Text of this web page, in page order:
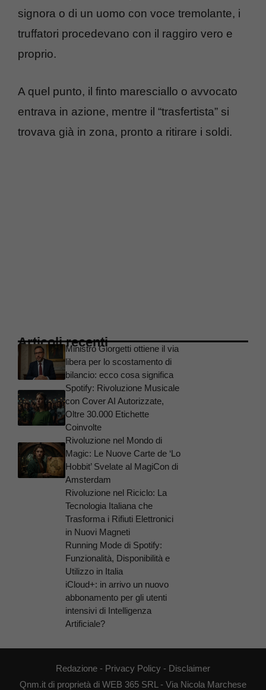
signora o di un uomo con voce tremolante, i
truffatori procedevano con il raggiro vero e
proprio.
A quel punto, il finto maresciallo o avvocato
entrava in azione, mentre il “trasfertista” si
trovava già in zona, pronto a ritirare i soldi.
Articoli recentiMinistro Giorgetti ottiene il via
libera per lo scostamento di
bilancio: ecco cosa significa
Spotify: Rivoluzione Musicale
con Cover AI Autorizzate,
Oltre 30.000 Etichette
Coinvolte
Rivoluzione nel Mondo di
Magic: Le Nuove Carte de ‘Lo
Hobbit’ Svelate al MagiCon di
Amsterdam
Rivoluzione nel Riciclo: La
Tecnologia Italiana che
Trasforma i Rifiuti Elettronici
in Nuovi Magneti
Running Mode di Spotify:
Funzionalità, Disponibilità e
Utilizzo in Italia
iCloud+: in arrivo un nuovo
abbonamento per gli utenti
intensivi di Intelligenza
Artificiale?
Redazione - Privacy Policy - Disclaimer
Qnm.it di proprietà di WEB 365 SRL - Via Nicola Marchese